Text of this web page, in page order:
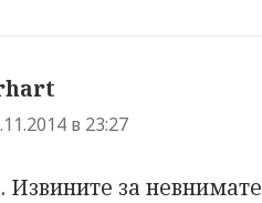
в 23:27
Извините за